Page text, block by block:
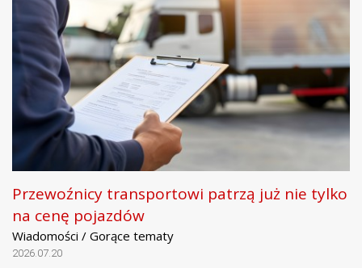
Przewoźnicy transportowi patrzą już nie tylko
na cenę pojazdów
Wiadomości / Gorące tematy
2026.07.20